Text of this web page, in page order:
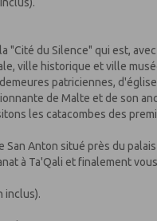
"Cité du Silence" qui est,
ville historique et ville
patriciennes,
de Malte et de son
les catacombes des
San Anton situé près du
à Ta'Qali et finalement
inclus).